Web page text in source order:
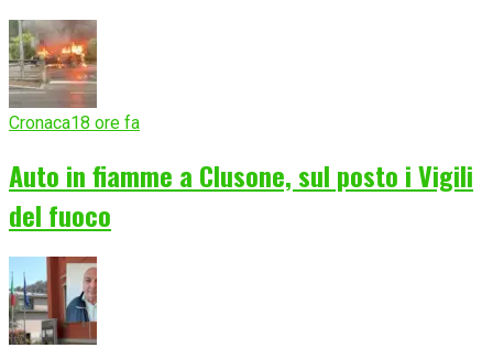
Cronaca18 ore fa
Auto in fiamme a Clusone, sul posto i Vigili
del fuoco